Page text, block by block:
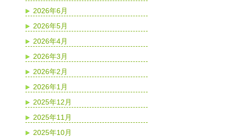
2026年6月
2026年5月
2026年4月
2026年3月
2026年2月
2026年1月
2025年12月
2025年11月
2025年10月